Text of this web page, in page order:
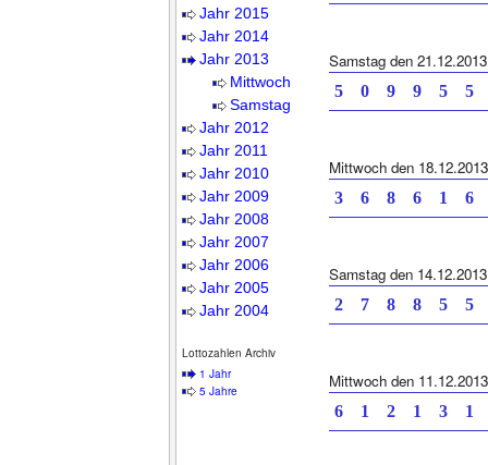
Jahr 2015
Jahr 2014
Jahr 2013
Mittwoch
Samstag
Jahr 2012
Jahr 2011
Jahr 2010
Jahr 2009
Jahr 2008
Jahr 2007
Jahr 2006
Jahr 2005
Jahr 2004
Lottozahlen Archiv
1 Jahr
5 Jahre
Samstag den 21.12.2013
5 0 9 9 5 5
Mittwoch den 18.12.2013
3 6 8 6 1 6
Samstag den 14.12.2013
2 7 8 8 5 5
Mittwoch den 11.12.2013
6 1 2 1 3 1